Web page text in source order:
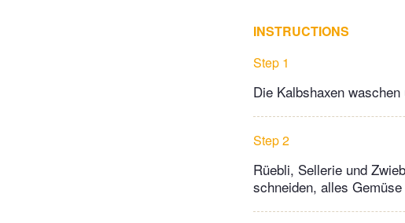
INSTRUCTIONS
Step 1
Die Kalbshaxen
Step 2
Rüebli, Sellerie und
schneiden, alles